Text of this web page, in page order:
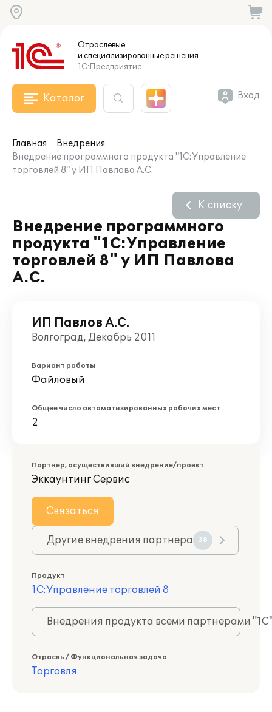
Отраслевые
и специализированныерешения
1С:Предприятие
Каталог Вход
Главная
Внедрения
Внедрение программного продукта "1С:Управление
торговлей 8" у ИП Павлова А.С.
Внедрение программного
продукта "1С:Управление
торговлей 8" у ИП Павлова
А.С.
К списку
ИП Павлов А.С.
Волгоград, Декабрь 2011
Вариант работы
Файловый
Общее число автоматизированных рабочих мест
2
Партнер, осуществивший внедрение/проект
Эккаунтинг Сервис
Связаться
Другие внедрения партнера 38
Продукт
1С:Управление торговлей 8
Внедрения продукта всеми партнерами
Отрасль / Функциональная задача
Торговля